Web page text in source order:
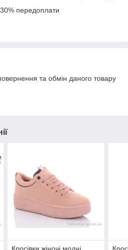
передоплати
та обмін даного товару